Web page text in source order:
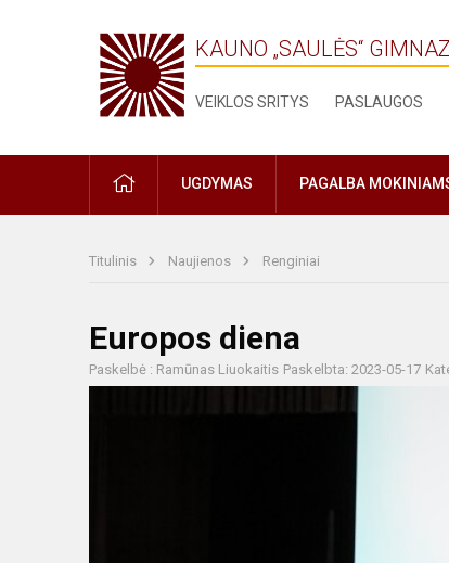
KAUNO „SAULĖS“
VEIKLOS SRITYS PASLAUGOS
PRADŽIAUGDYMAS PAGALBA
Titulinis Naujienos Renginiai
Europos diena
Paskelbė : Ramūnas Liuokaitis Paskelbta: 2023-05-17